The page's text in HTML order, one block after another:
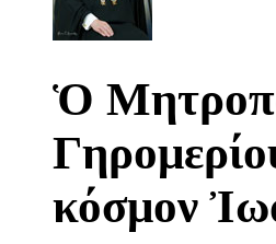
Ὁ
κόσμον